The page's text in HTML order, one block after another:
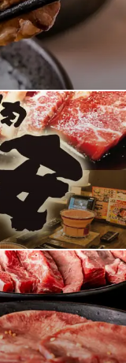
最適な【味】専属の
川口
中華麺、香の物が食
ご予算やお好みのお
にもそうでない日に
い♪
予算や用途で3種か
)で飲み放題付にも変
です！ 飲み放題・歓
ァミリーなど様々な
さい！